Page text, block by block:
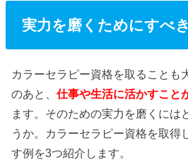
実力を磨くためにすべ
カラーセラピー資格を取ることも
のあと、仕事や生活に活かすこと
ます。そのための実力を磨くには
うか。カラーセラピー資格を取得
す例を3つ紹介します。